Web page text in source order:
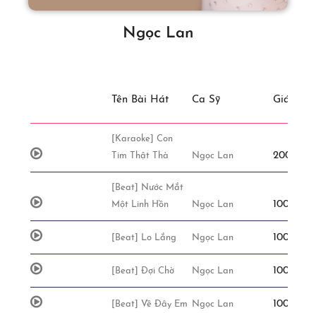
Ngọc Lan
Tên Bài Hát Ca Sỹ Giá
[Karaoke] Con
Tim Thật Thà
Ngọc Lan
[Beat] Nước Mắt
Một Linh Hồn
Ngọc Lan
[Beat] Lo Lắng Ngọc Lan
[Beat] Đợi Chờ Ngọc Lan
[Beat] Về Đây Em Ngọc Lan